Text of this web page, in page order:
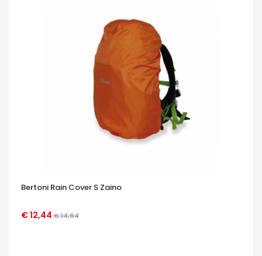
Bertoni Rain Cover S Zaino
€ 12,44 € 14,64
OCCHIATA VELOCE